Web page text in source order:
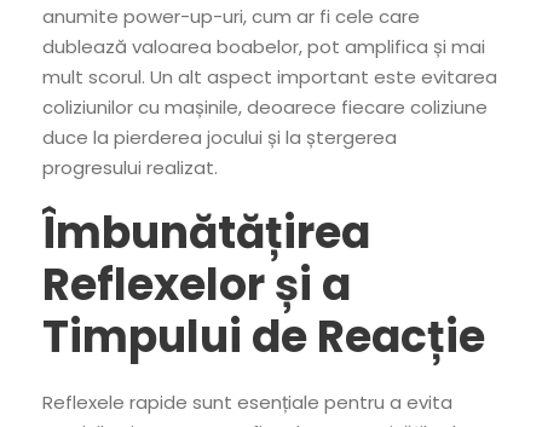
anumite power-up-uri, cum ar fi cele care
dublează valoarea boabelor, pot amplifica și mai
mult scorul. Un alt aspect important este evitarea
coliziunilor cu mașinile, deoarece fiecare coliziune
duce la pierderea jocului și la ștergerea
progresului realizat.
Îmbunătățirea
Reflexelor și a
Timpului de Reacție
Reflexele rapide sunt esențiale pentru a evita